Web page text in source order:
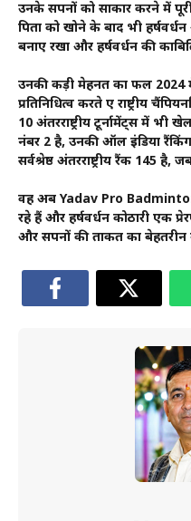
उनके सपनों को साकार करने में
पिता को खोने के बाद भी
बनाए रखा और हर्षवर्धन की
उनकी कड़ी मेहनत का फल 2024
प्रतिनिधित्व करते हुए राष्ट्रीय
10 अंतरराष्ट्रीय टूर्नामेंट्स में भी
नंबर 2 है, उनकी ऑल इंडिया
सर्वश्रेष्ठ अंतरराष्ट्रीय रैंक 145 है,
वह अब Yadav Pro
रहे हैं और हर्षवर्धन कोठारी एक
और सपनों की ताकत का बेहतरीन